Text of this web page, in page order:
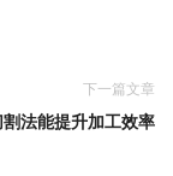
下一篇文章
法能提升加工效率